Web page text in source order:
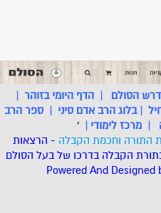
הסולם |הדף היומי בזוהר |
|בלוג הרב אדם סיני |ספר הרב
| מרכז לימודי |
'
התורה וחכמת הקבלה - הרצאות
הקבלה בדרכו של בעל הסולם
Powered And Designed